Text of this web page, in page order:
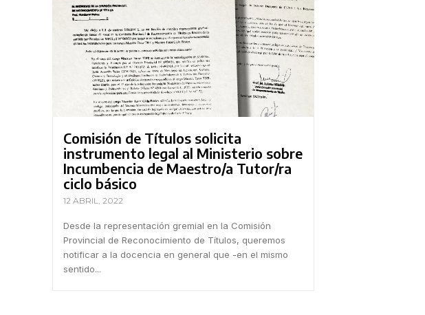
Comisión de Títulos solicita
instrumento legal al Ministerio sobre
Incumbencia de Maestro/a Tutor/ra
ciclo básico
12 ABRIL, 2022
Desde la representación gremial en la Comisión
Provincial de Reconocimiento de Títulos, queremos
notificar a la docencia en general que -en el mismo
sentido...